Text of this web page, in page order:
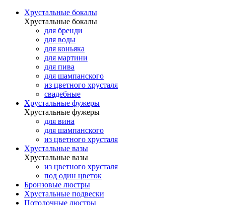
Хрустальные бокалы
Хрустальные бокалы
для бренди
для воды
для коньяка
для мартини
для пива
для шампанского
из цветного хрусталя
свадебные
Хрустальные фужеры
Хрустальные фужеры
для вина
для шампанского
из цветного хрусталя
Хрустальные вазы
Хрустальные вазы
из цветного хрусталя
под один цветок
Бронзовые люстры
Хрустальные подвески
Потолочные люстры